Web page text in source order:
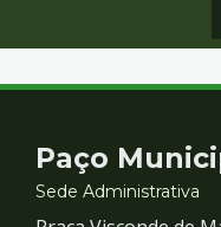
Contato
e
Paço
Sede Administrativa